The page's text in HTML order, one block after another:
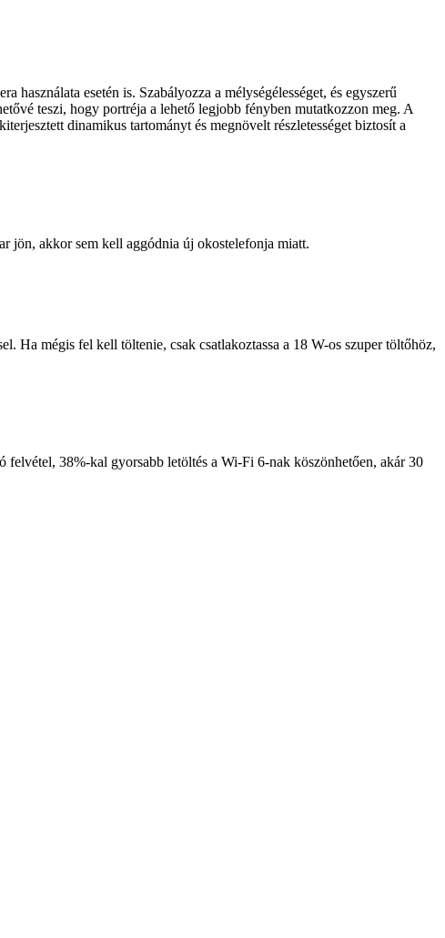
esetén is. Szabályozza a mélységélességet, és egyszerű
teszi, hogy portréja a lehető legjobb fényben mutatkozzon meg. A
dinamikus tartományt és megnövelt részletességet biztosít a
jön, akkor sem kell aggódnia új okostelefonja miatt.
Ha mégis fel kell töltenie, csak csatlakoztassa a 18 W-os szuper töltőhöz,
38%-kal gyorsabb letöltés a Wi-Fi 6-nak köszönhetően, akár 30